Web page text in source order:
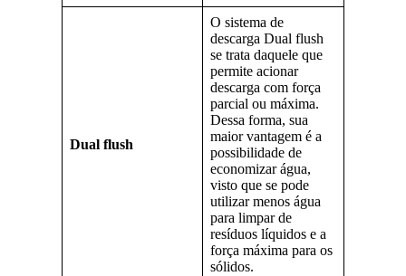
Dual flush
O sistema de
descarga Dual flush
se trata daquele que
permite acionar
descarga com força
parcial ou máxima.
Dessa forma, sua
maior vantagem é a
possibilidade de
economizar água,
visto que se pode
utilizar menos água
para limpar de
resíduos líquidos e a
força máxima para os
sólidos.